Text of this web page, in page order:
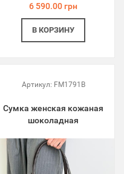
6 590.00 грн
В КОРЗИНУ
Артикул: FM1791B
Сумка женская кожаная
шоколадная